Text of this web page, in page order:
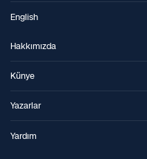
English
Hakkımızda
Künye
Yazarlar
Yardım